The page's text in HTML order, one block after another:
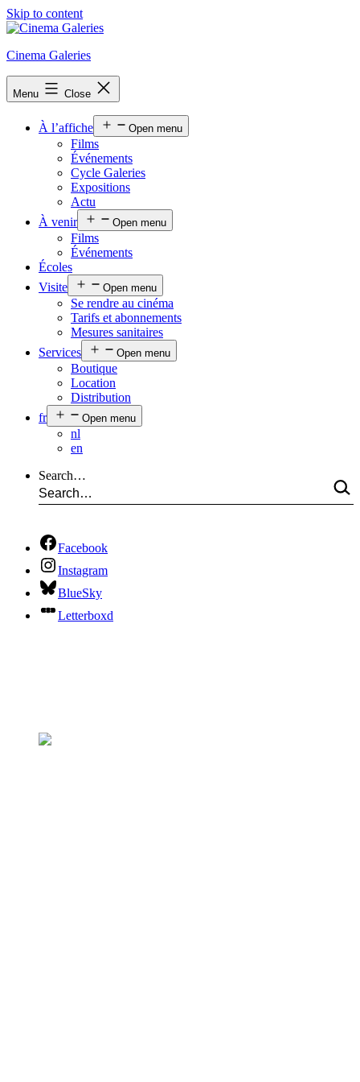
Skip to content
Cinema Galeries
Menu Close
À l’affiche Open menu
Films
Événements
Cycle Galeries
Expositions
Actu
À venir
Open menu
Films
Événements
Écoles
Visite
Open menu
Se rendre au cinéma
Tarifs et abonnements
Mesures sanitaires
Services
Open menu
Boutique
Location
Distribution
fr
Open menu
nl
en
Search…
Facebook
Instagram
BlueSky
Letterboxd